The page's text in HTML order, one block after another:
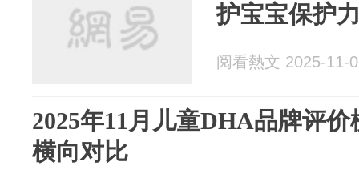
护宝宝保护
阅看熱文 2025-11-
2025年11月儿童DHA品牌评
横向对比